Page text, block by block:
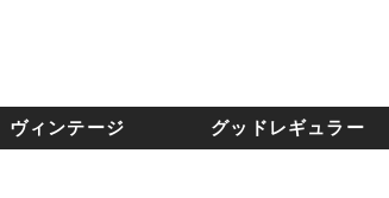
ヴィンテージ グッドレギュラー